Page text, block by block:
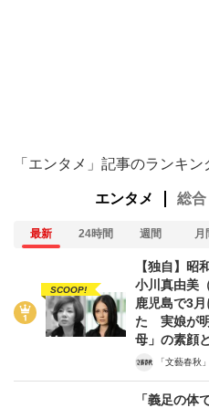
「エンタメ」記事のランキン
エンタメ 総合
最新 24時間 週間 月
SCOOP!
【独自】昭
小川真由美
鹿児島で3
た 実娘が
母」の素顔
「文藝春秋
「義足の体